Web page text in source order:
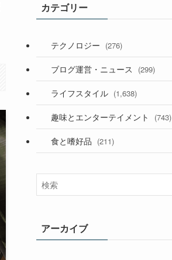
カテゴリー
テクノロジー (276)
(36)
(187)
(53)
ブログ運営・ニュース (299)
(118)
(181)
ライフスタイル (1,638)
(394)
(282)
(33)
趣味とエンターテイメント (743)
(56)
食と嗜好品 (211)
アーカイブ